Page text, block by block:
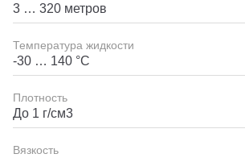
3 … 320 метров
Температура жидкости
-30 … 140 °C
Плотность
До 1 г/см3
Вязкость